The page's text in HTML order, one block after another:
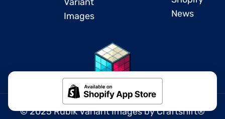
Images
News
© 2025 Rubik Variant Images byCraftshift®